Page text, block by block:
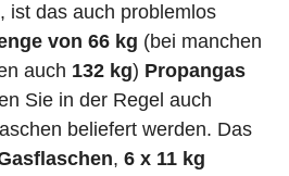
ist das auch problemlos
von 66 kg (bei manchen
auch 132 kg) Propangas
Sie in der Regel auch
beliefert werden. Das
, 6 x 11 kg